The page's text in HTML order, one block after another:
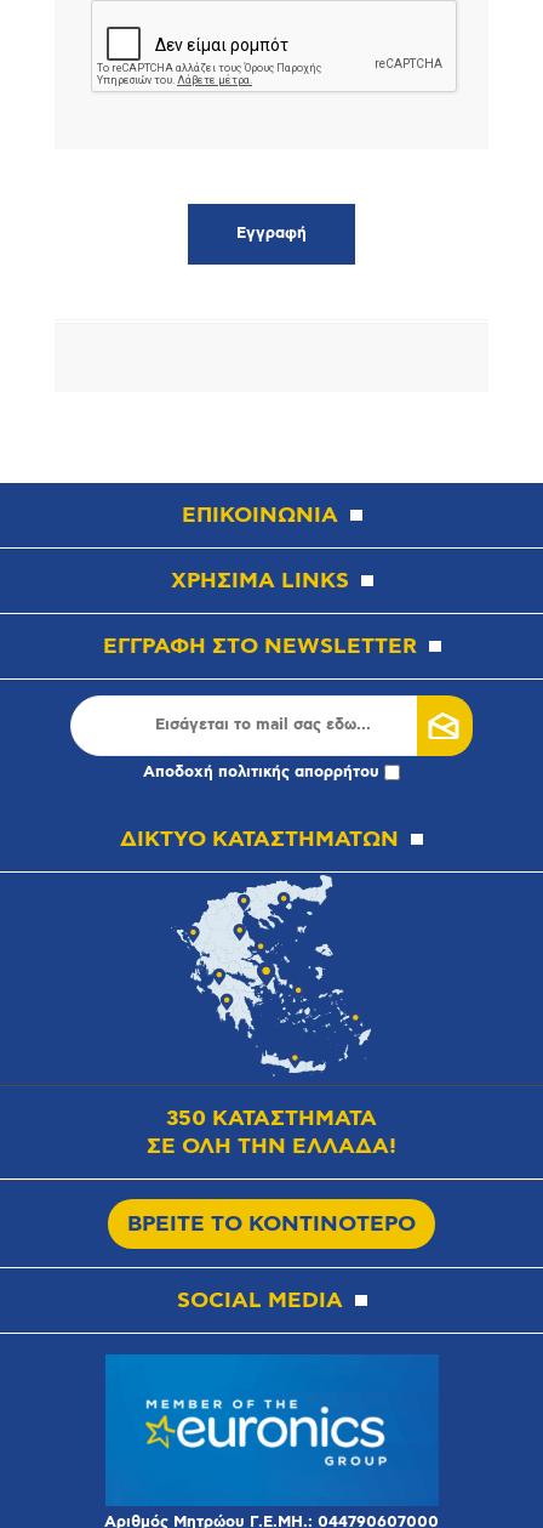
ΕΠΙΚΟΙΝΩΝΙΑ
ΧΡΗΣΙΜΑ LINKS
ΕΓΓΡΑΦΗ ΣΤΟ NEWSLETTER
Αποδοχή πολιτικής απορρήτου
ΔΙΚΤΥΟ ΚΑΤΑΣΤΗΜΑΤΩΝ
350 ΚΑΤΑΣΤΗΜΑΤΑ
ΣΕ ΟΛΗ ΤΗΝ ΕΛΛΑΔΑ!
ΒΡΕΙΤΕ ΤΟ ΚΟΝΤΙΝΟΤΕΡΟ
SOCIAL MEDIA